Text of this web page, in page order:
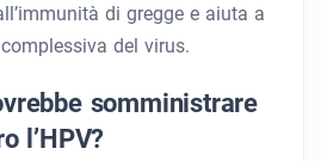
di gregge e aiuta a
del virus.
somministrare
l’HPV?